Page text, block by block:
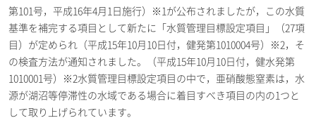
第101号，平成16年4月1日施行）※1が公布されましたが，この水質
基準を補完する項目として新たに「水質管理目標設定項目」（27項
目）が定められ（平成15年10月10日付，健発第1010004号）※2，そ
の検査方法が通知されました。（平成15年10月10日付，健水発第
1010001号）※2水質管理目標設定項目の中で，亜硝酸態窒素は，水
源が湖沼等停滞性の水域である場合に着目すべき項目の内の1つと
して取り上げられています。